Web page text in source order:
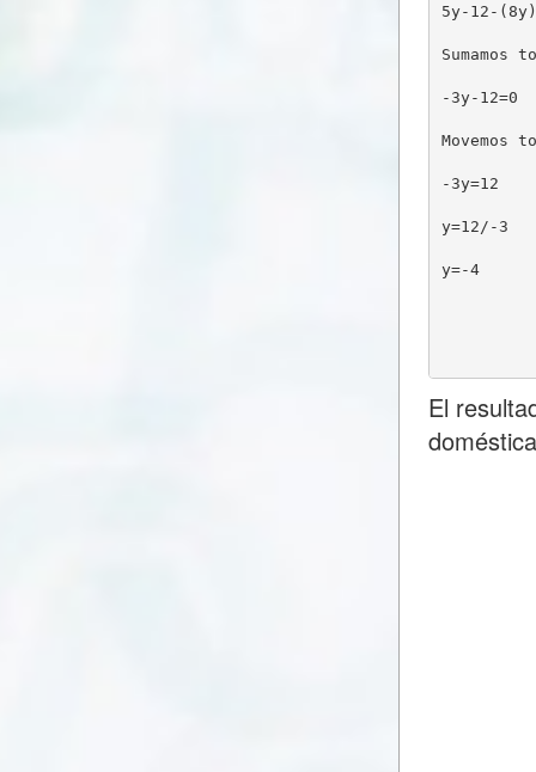
5y-12-
-3y-12=0
-3y=12
y=12/-3
y=-4
El